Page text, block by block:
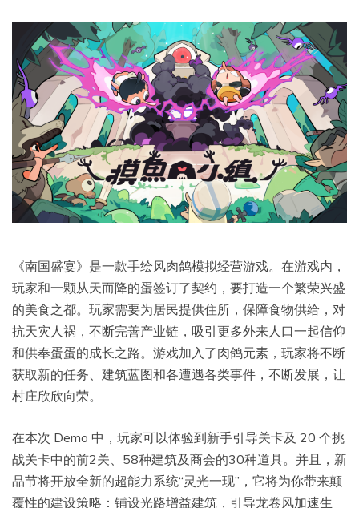
《南国盛宴》是一款手绘风肉鸽模拟经营游戏。在游戏内，
玩家和一颗从天而降的蛋签订了契约，要打造一个繁荣兴盛
的美食之都。玩家需要为居民提供住所，保障食物供给，对
抗天灾人祸，不断完善产业链，吸引更多外来人口一起信仰
和供奉蛋蛋的成长之路。游戏加入了肉鸽元素，玩家将不断
获取新的任务、建筑蓝图和各遭遇各类事件，不断发展，让
村庄欣欣向荣。
在本次 Demo 中，玩家可以体验到新手引导关卡及 20 个挑
战关卡中的前2关、58种建筑及商会的30种道具。并且，新
品节将开放全新的超能力系统“灵光一现”，它将为你带来颠
覆性的建设策略：铺设光路增益建筑，引导龙卷风加速生